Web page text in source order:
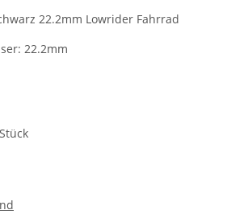
22.2mm Lowrider Fahrrad
22.2mm